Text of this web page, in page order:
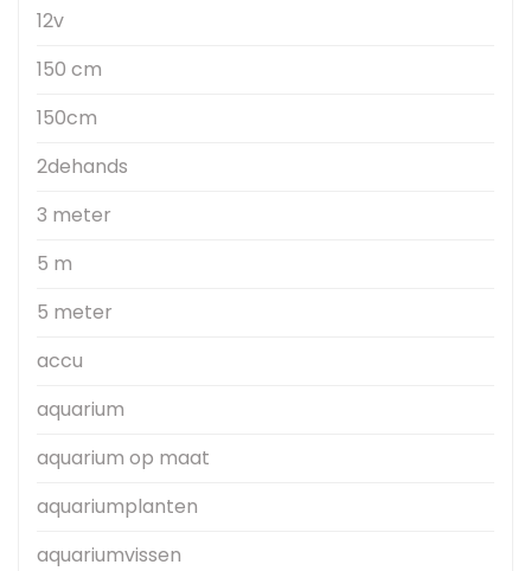
12v
150 cm
150cm
2dehands
3 meter
5 m
5 meter
accu
aquarium
aquarium op maat
aquariumplanten
aquariumvissen